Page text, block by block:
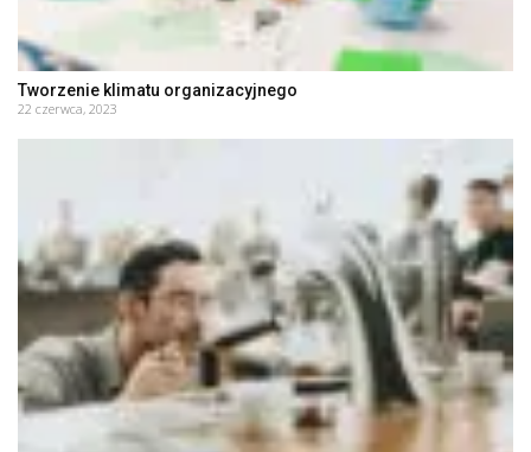
Tworzenie klimatu organizacyjnego
22 czerwca, 2023